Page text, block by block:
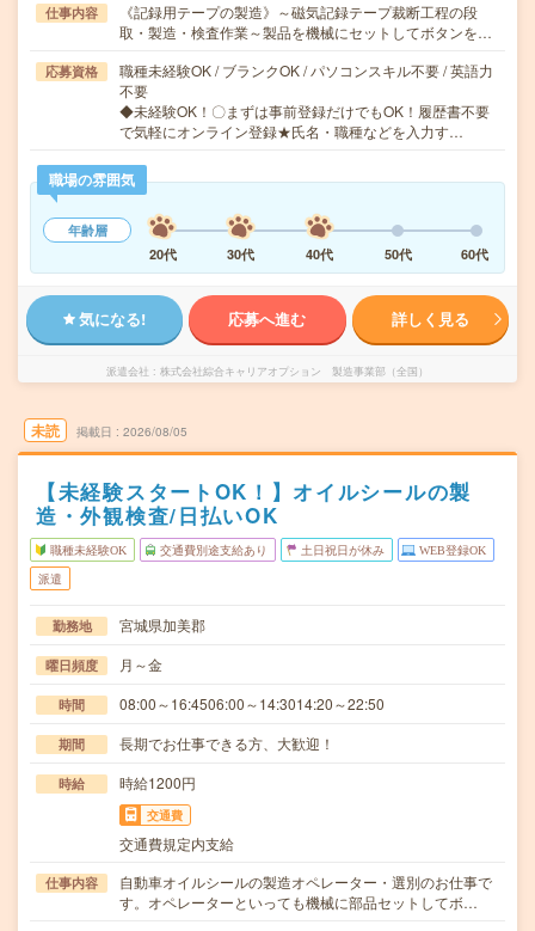
仕事内容
《記録用テープの製造》～磁気記録テープ裁断工程の段
取・製造・検査作業～製品を機械にセットしてボタンを…
応募資格
職種未経験OK / ブランクOK / パソコンスキル不要 / 英語力
不要
◆未経験OK！〇まずは事前登録だけでもOK！履歴書不要
で気軽にオンライン登録★氏名・職種などを入力す…
職場の雰囲気
年齢層
20代
30代 40代 50代 60代
気になる! 応募へ進む 詳しく見る
派遣会社 株式会社綜合キャリアオプション 製造事業部（全国）
未読 掲載日 2026/08/05
【未経験スタートOK！】オイルシールの製
造・外観検査/日払いOK
職種未経験OK 交通費別途支給あり 土日祝日が休み WEB登録OK
派遣
勤務地 宮城県加美郡
曜日頻度 月～金
時間 08:00～16:4506:00～14:3014:20～22:50
期間 長期でお仕事できる方、大歓迎！
時給 時給1200円
交通費
交通費規定内支給
仕事内容
自動車オイルシールの製造オペレーター・選別のお仕事で
す。オペレーターといっても機械に部品セットしてボ…